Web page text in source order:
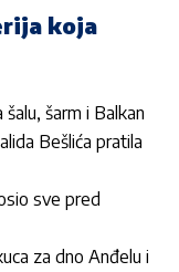
koja
šarm i Balkan
Bešlića pratila
sve pred
za dno Anđelu i